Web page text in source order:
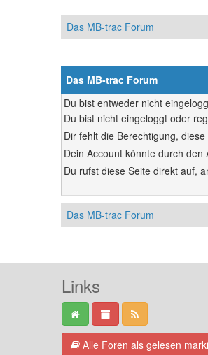
Das MB-trac Forum
Das MB-trac Forum
Du bist entweder nicht
Du bist nicht eingeloggt oder
Dir fehlt die Berechtigung,
Dein Account könnte durch
Du rufst diese Seite direkt auf,
Das MB-trac Forum
Links
Alle Foren als gelesen